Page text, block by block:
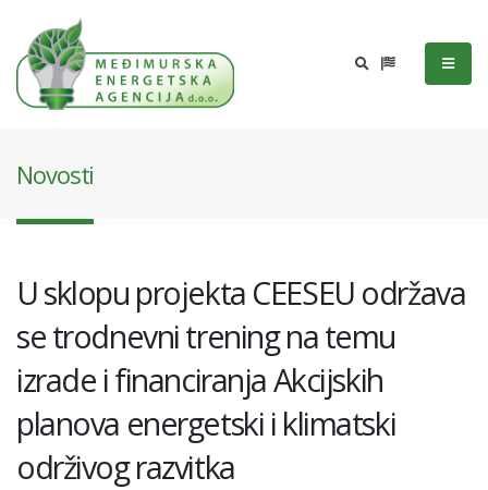
Novosti
U sklopu projekta CEESEU održava
se trodnevni trening na temu
izrade i financiranja Akcijskih
planova energetski i klimatski
održivog razvitka